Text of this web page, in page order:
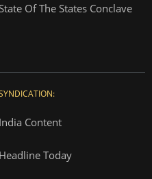
State Of The States Conclave
India Content
Headline Today